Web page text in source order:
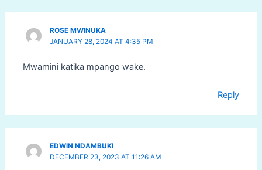
ROSE MWINUKA
JANUARY 28, 2024 AT 4:35 PM
Mwamini katika mpango wake.
Reply
EDWIN NDAMBUKI
DECEMBER 23, 2023 AT 11:26 AM